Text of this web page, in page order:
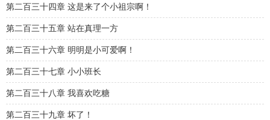
第二百三十四章 这是来了个小祖宗啊！
第二百三十五章 站在真理一方
第二百三十六章 明明是小可爱啊！
第二百三十七章 小小班长
第二百三十八章 我喜欢吃糖
第二百三十九章 坏了！